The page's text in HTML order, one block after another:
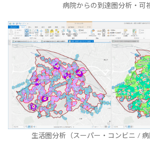
病院からの到達圏分析・可
生活圏分析（スーパー・コンビニ / 病